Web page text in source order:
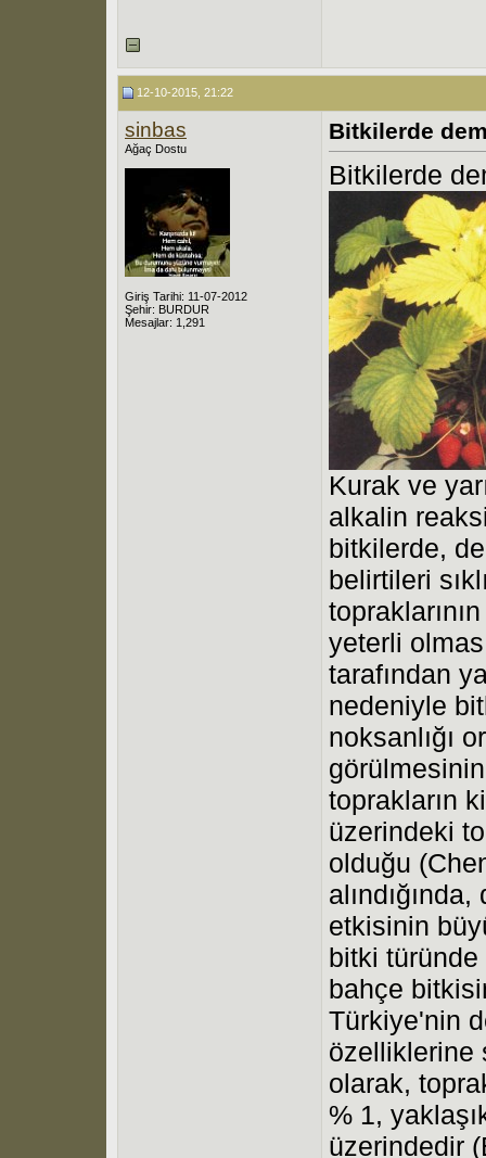
12-10-2015, 21:22
sinbas
Ağaç Dostu
Giriş Tarihi: 11-07-2012
Şehir: BURDUR
Mesajlar: 1,291
Bitkilerde
Bitkilerde
Kurak ve
alkalin
bitkilerde,
belirtileri
yeterli
tarafından
nedeniyle
noksanlığı
toprakların
üzerindeki
olduğu
etkisinin
bitki türünde
bahçe
Türkiye'nin
özelliklerine
olarak,
% 1,
üzerindedir